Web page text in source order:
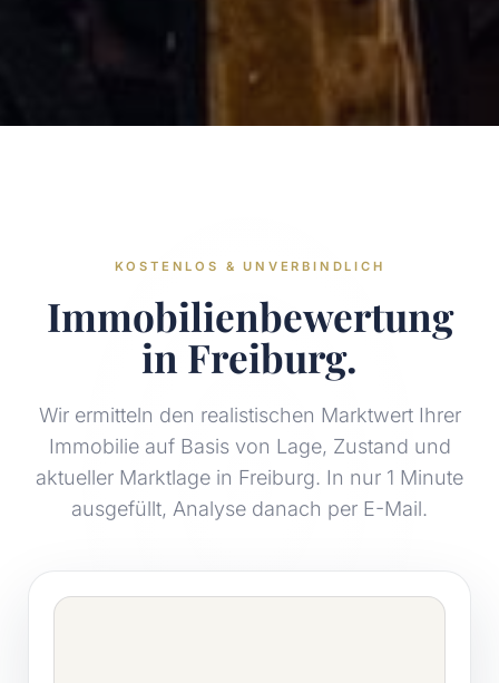
KOSTENLOS & UNVERBINDLICH
Immobilienbewertung
in Freiburg.
Wir ermitteln den realistischen Marktwert Ihrer
Immobilie auf Basis von Lage, Zustand und
aktueller Marktlage in Freiburg. In nur 1 Minute
ausgefüllt, Analyse danach per E-Mail.